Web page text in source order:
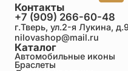
Каталог
Автомобильные иконы
Браслеты
Контакты
+7 (909) 266-60-48
г.Тверь, ул.2-я Лукина,
nilovashop@mail.ru